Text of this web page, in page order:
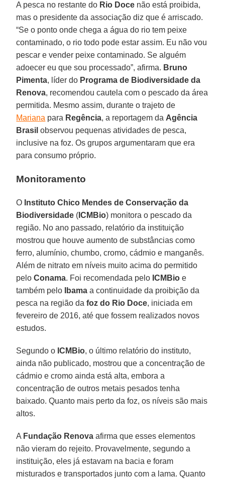
A pesca no restante do Rio Doce não está proibida,
mas o presidente da associação diz que é arriscado.
“Se o ponto onde chega a água do rio tem peixe
contaminado, o rio todo pode estar assim. Eu não vou
pescar e vender peixe contaminado. Se alguém
adoecer eu que sou processado”, afirma. Bruno
Pimenta, líder do Programa de Biodiversidade da
Renova, recomendou cautela com o pescado da área
permitida. Mesmo assim, durante o trajeto de
Mariana para Regência, a reportagem da Agência
Brasil observou pequenas atividades de pesca,
inclusive na foz. Os grupos argumentaram que era
para consumo próprio.
Monitoramento
O Instituto Chico Mendes de Conservação da
Biodiversidade ( ICMBio) monitora o pescado da
região. No ano passado, relatório da instituição
mostrou que houve aumento de substâncias como
ferro, alumínio, chumbo, cromo, cádmio e manganês.
Além de nitrato em níveis muito acima do permitido
peloConama. Foi recomendada pelo ICMBio e
também pelo
Ibama a continuidade da proibição da
pesca na região dafoz do Rio Doce, iniciada em
fevereiro de 2016, até que fossem realizados novos
estudos.
Segundo o ICMBio, o último relatório do instituto,
ainda não publicado, mostrou que a concentração de
cádmio e cromo ainda está alta, embora a
concentração de outros metais pesados tenha
baixado. Quanto mais perto da foz, os níveis são mais
altos.
A Fundação Renova afirma que esses elementos
não vieram do rejeito. Provavelmente, segundo a
instituição, eles já estavam na bacia e foram
misturados e transportados junto com a lama. Quanto